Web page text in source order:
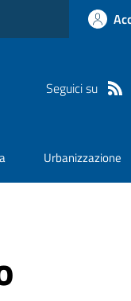
Seguici su
Urbanizzazione